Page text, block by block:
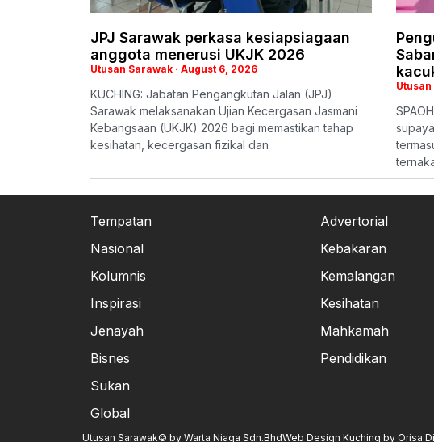
JPJ Sarawak perkasa kesiapsiagaan
anggota menerusi UKJK 2026
Utusan Sarawak August 6, 2026
KUCHING: Jabatan Pengangkutan Jalan (JPJ)
Sarawak melaksanakan Ujian Kecergasan Jasmani
Kebangsaan (UKJK) 2026 bagi memastikan tahap
kesihatan, kecergasan fizikal dan
Tempatan
Nasional
Kolumnis
Inspirasi
Jenayah
Bisnes
Sukan
Global
Advertorial
Kebakaran
Kemalangan
Kesihatan
Mahkamah
Pendidikan
Utusan Sarawak© by Warta Niaga Sdn.BhdWeb Design Kuching by Orisa